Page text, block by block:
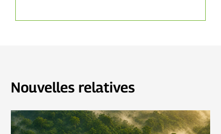
Nouvelles relatives